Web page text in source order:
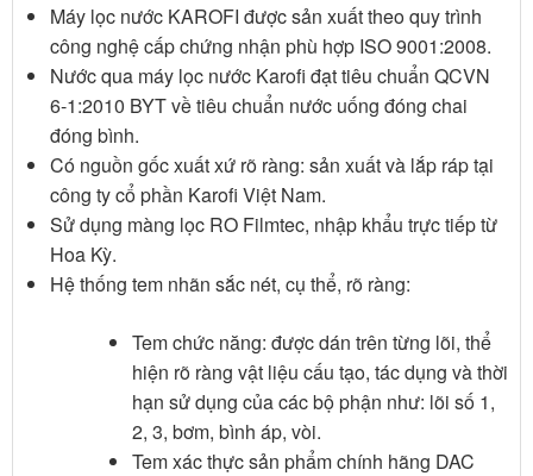
Máy lọc nước KAROFI được sản xuất theo quy trình
công nghệ cấp chứng nhận phù hợp ISO 9001:2008.
Nước qua máy lọc nước Karofi đạt tiêu chuẩn QCVN
6-1:2010 BYT về tiêu chuẩn nước uống đóng chai
đóng bình.
Có nguồn gốc xuất xứ rõ ràng: sản xuất và lắp ráp tại
công ty cổ phần Karofi Việt Nam.
Sử dụng màng lọc RO Filmtec, nhập khẩu trực tiếp từ
Hoa Kỳ.
Hệ thống tem nhãn sắc nét, cụ thể, rõ ràng:
Tem chức năng: được dán trên từng lõi, thể
hiện rõ ràng vật liệu cấu tạo, tác dụng và thời
hạn sử dụng của các bộ phận như: lõi số 1,
2, 3, bơm, bình áp, vòi.
Tem xác thực sản phẩm chính hãng DAC